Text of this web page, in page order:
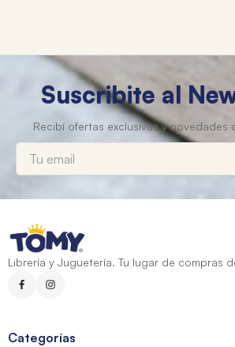
Suscribite al
Librería y Juguetería. Tu lugar de compras
Categorías